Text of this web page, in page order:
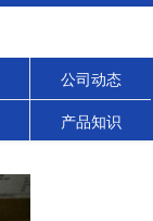
公司动态
产品知识